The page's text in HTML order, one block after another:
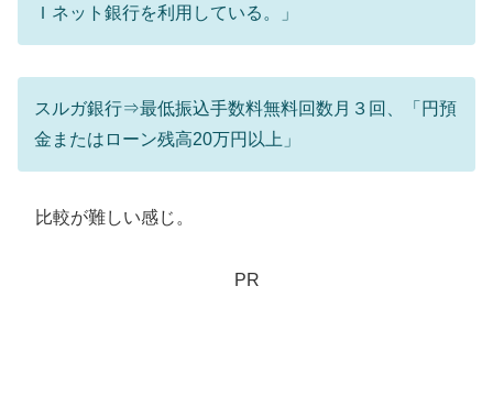
Ｉネット銀行を利用している。」
スルガ銀行⇒最低振込手数料無料回数月３回、「円預
金またはローン残高20万円以上」
比較が難しい感じ。
PR